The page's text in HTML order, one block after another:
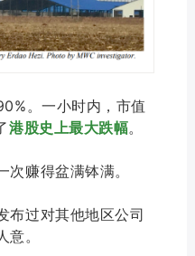
。一小时内，市值
港股史上最大跌幅。
赚得盆满钵满。
布过对其他地区公司
。